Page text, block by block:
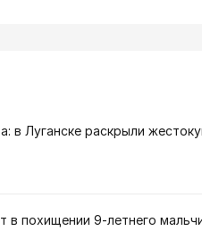
в Луганске раскрыли
похищении 9-летнего